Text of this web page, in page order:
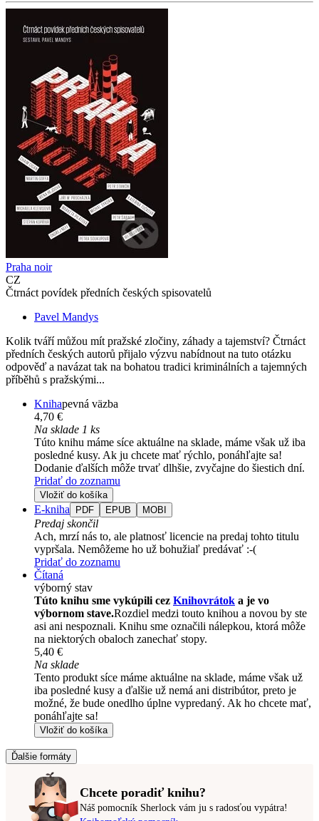
Praha noir
CZ
Čtrnáct povídek předních českých spisovatelů
Pavel Mandys
Kolik tváří můžou mít pražské zločiny, záhady a tajemství? Čtrnáct
předních českých autorů přijalo výzvu nabídnout na tuto otázku
odpověď a navázat tak na bohatou tradici kriminálních a tajemných
příběhů s pražskými...
Knihapevná väzba
4,70 €
Na sklade 1 ks
Túto knihu máme síce aktuálne na sklade, máme však už iba
posledné kusy. Ak ju chcete mať rýchlo, ponáhľajte sa!
Dodanie ďalších môže trvať dlhšie, zvyčajne do šiestich dní.
Pridať do zoznamu
Vložiť do košíka
E-kniha PDF EPUB MOBI
Predaj skončil
Ach, mrzí nás to, ale platnosť licencie na predaj tohto titulu
vypršala. Nemôžeme ho už bohužiaľ predávať :-(
Pridať do zoznamu
Čítaná
výborný stav
Túto knihu sme vykúpili cez Knihovrátok a je vo
výbornom stave.Rozdiel medzi touto knihou a novou by ste
asi ani nespoznali. Knihu sme označili nálepkou, ktorá môže
na niektorých obaloch zanechať stopy.
5,40 €
Na sklade
Tento produkt síce máme aktuálne na sklade, máme však už
iba posledné kusy a ďalšie už nemá ani distribútor, preto je
možné, že bude onedlho úplne vypredaný. Ak ho chcete mať,
ponáhľajte sa!
Vložiť do košíka
Ďalšie formáty
Chcete poradiť knihu?
Náš pomocník Sherlock vám ju s radosťou vypátra!